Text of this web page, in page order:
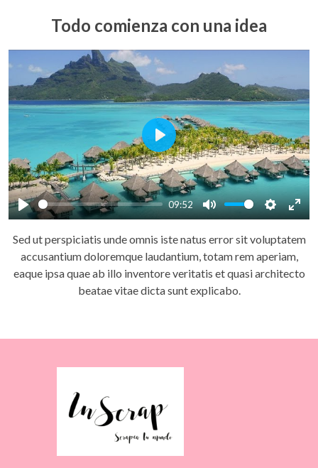
Todo comienza con una idea
Play
09:52
Mute Settings
Play
Sed ut perspiciatis unde omnis iste natus error sit voluptatem
accusantium doloremque laudantium, totam rem aperiam,
eaque ipsa quae ab illo inventore veritatis et quasi architecto
beatae vitae dicta sunt explicabo.